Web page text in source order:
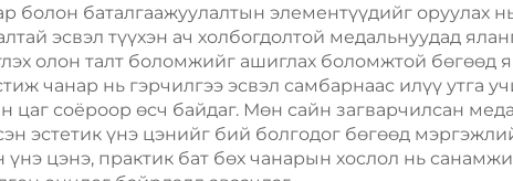
баталгаажуулалтын элементүүдийг оруулах
эсвэл түүхэн ач холбогдолтой медальнуудад
олон талт боломжийг ашиглах боломжтой
чанар нь гэрчилгээ эсвэл самбарнаас илүү утга
цаг соёроор өсч байдаг. Мөн сайн загварчилсан
эстетик үнэ цэнийг бий болгодог бөгөөд
үнэ цэнэ, практик бат бөх чанарын хослол нь